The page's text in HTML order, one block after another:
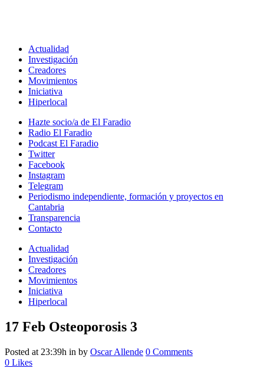
Actualidad
Investigación
Creadores
Movimientos
Iniciativa
Hiperlocal
Hazte socio/a de El Faradio
Radio El Faradio
Podcast El Faradio
Twitter
Facebook
Instagram
Telegram
Periodismo independiente, formación y proyectos en
Cantabria
Transparencia
Contacto
Actualidad
Investigación
Creadores
Movimientos
Iniciativa
Hiperlocal
17 Feb Osteoporosis 3
Posted at 23:39h in by Oscar Allende 0 Comments
0 Likes